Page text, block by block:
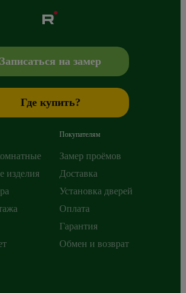
Записаться на замер
Где купить?
изделия
Покупателям
Замер проёмов
Доставка
Установка дверей
Оплата
Гарантия
Обмен и возврат